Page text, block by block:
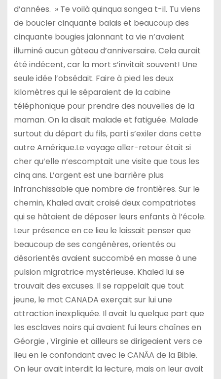
d’années. » Te voilà quinqua songea t-il. Tu viens
de boucler cinquante balais et beaucoup des
cinquante bougies jalonnant ta vie n’avaient
illuminé aucun gâteau d’anniversaire. Cela aurait
été indécent, car la mort s’invitait souvent! Une
seule idée l’obsédait. Faire à pied les deux
kilomètres qui le séparaient de la cabine
téléphonique pour prendre des nouvelles de la
maman. On la disait malade et fatiguée. Malade
surtout du départ du fils, parti s’exiler dans cette
autre Amérique.Le voyage aller-retour était si
cher qu’elle n’escomptait une visite que tous les
cinq ans. L’argent est une barrière plus
infranchissable que nombre de frontières. Sur le
chemin, Khaled avait croisé deux compatriotes
qui se hâtaient de déposer leurs enfants à l’école.
Leur présence en ce lieu le laissait penser que
beaucoup de ses congénères, orientés ou
désorientés avaient succombé en masse à une
pulsion migratrice mystérieuse. Khaled lui se
trouvait des excuses. Il se rappelait que tout
jeune, le mot CANADA exerçait sur lui une
attraction inexpliquée. Il avait lu quelque part que
les esclaves noirs qui avaient fui leurs chaînes en
Géorgie , Virginie et ailleurs se dirigeaient vers ce
lieu en le confondant avec le CANÂA de la Bible.
On leur avait interdit la lecture, mais on leur avait